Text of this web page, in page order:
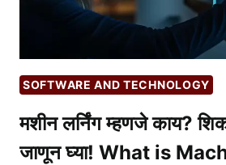
आणि
SOFTWARE AND TECHNOLOGY
मशीन लर्निंग म्हणजे काय?
जाणून घ्या! What is